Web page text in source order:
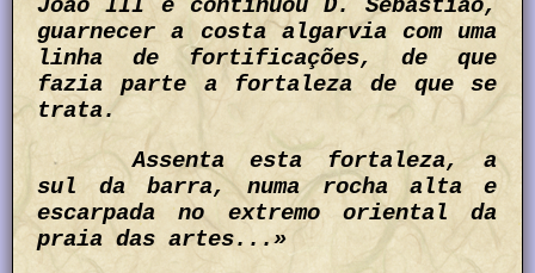
João III e continuou D. Sebastião,
guarnecer a costa algarvia com uma
linha de fortificações, de que
fazia parte a fortaleza de que se
trata.
Assenta esta fortaleza, a
sul da barra, numa rocha alta e
escarpada no extremo oriental da
praia das artes...»